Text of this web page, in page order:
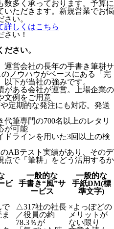
数多く承っております。予算に
いただきます。新規営業でお悩
い。
詳しくはこちら
い！
さい。
運営会社の長年の手書き筆耕サ
ノウハウがベースにある「完
下が当社の強みです。
がある会社が運営。上場企業の
文例をご用意
定期的な発注にも対応。発送
筆専門の700名以上のレタリ
が可能
ドラインを用いた3回以上の検
ABテスト実績があり、そのデ
点で「筆耕」をどう活用するか
ビ
一般的な
手書き“風”サ
ービス
一般的な
手紙DM(標
準文字)
で
△317社の社長
／役員の約
78.3％が
×よっぽどの
メリットが
ない限り